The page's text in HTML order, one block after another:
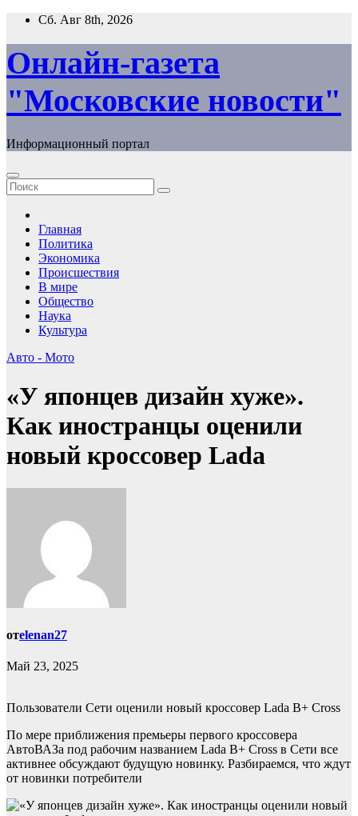
Перейти
содержимому
Сб. Авг 8th, 2026
Онлайн-газета
"Московские новости"
Информационный портал
Главная
Политика
Экономика
Происшествия
В мире
Общество
Наука
Культура
Авто - Мото
«У японцев дизайн хуже».
Как иностранцы оценили
новый кроссовер Lada
отelenan27
Май 23, 2025
Пользователи Сети оценили новый кроссовер Lada B+ Cross
По мере приближения премьеры первого кроссовера
АвтоВАЗа под рабочим названием Lada B+ Cross в Сети все
активнее обсуждают будущую новинку. Разбираемся, что ждут
от новинки потребители